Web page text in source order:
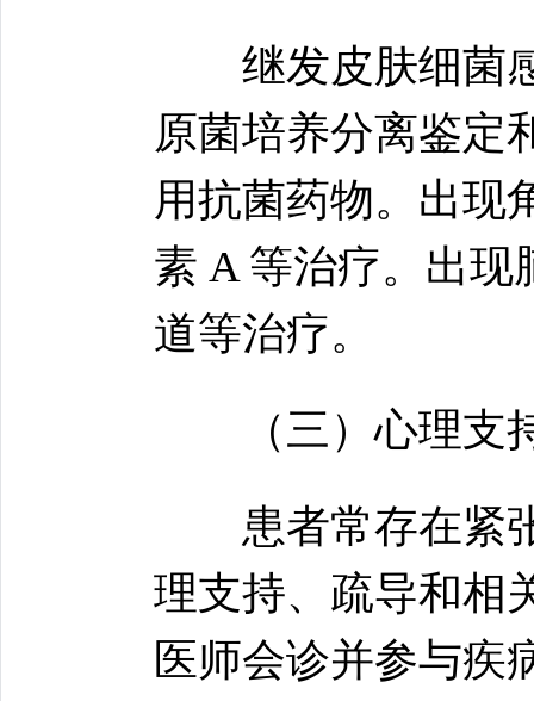
继发皮肤细菌感
原菌培养分离鉴定
用抗菌药物。出现
素 A 等治疗。出
道等治疗。
（三）心理支
患者常存在紧张
理支持、疏导和相
医师会诊并参与疾